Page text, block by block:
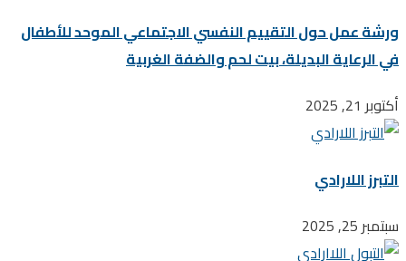
ورشة عمل حول التقييم النفسي الاجتماعي الموحد للأطفال
في الرعاية البديلة، بيت لحم والضفة الغربية
أكتوبر 21, 2025
التبرز اللارادي
سبتمبر 25, 2025